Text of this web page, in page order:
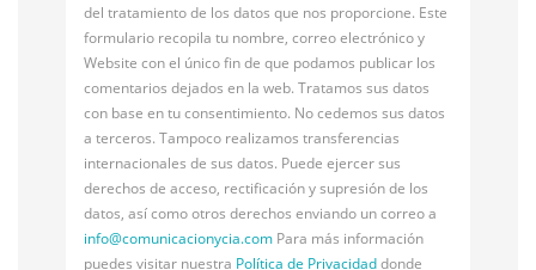
del tratamiento de los datos que nos proporcione. Este
formulario recopila tu nombre, correo electrónico y
Website con el único fin de que podamos publicar los
comentarios dejados en la web. Tratamos sus datos
con base en tu consentimiento. No cedemos sus datos
a terceros. Tampoco realizamos transferencias
internacionales de sus datos. Puede ejercer sus
derechos de acceso, rectificación y supresión de los
datos, así como otros derechos enviando un correo a
info@comunicacionycia.com Para más información
puedes visitar nuestra Política de Privacidaddonde